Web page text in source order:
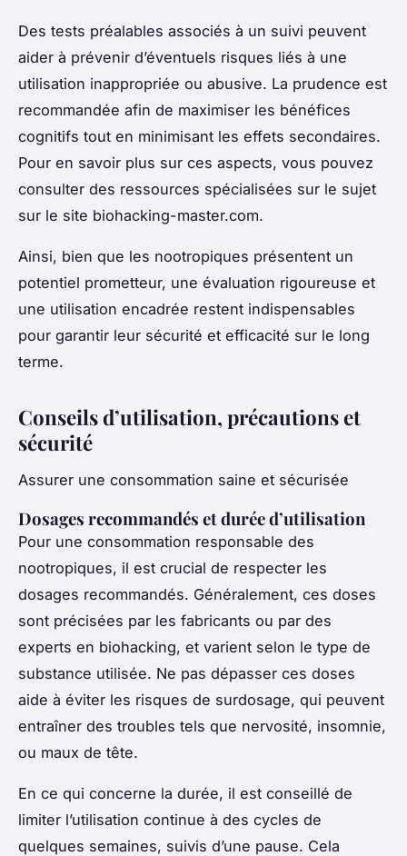
Des tests préalables associés à un suivi peuvent
aider à prévenir d’éventuels risques liés à une
utilisation inappropriée ou abusive. La prudence est
recommandée afin de maximiser les bénéfices
cognitifs tout en minimisant les effets secondaires.
Pour en savoir plus sur ces aspects, vous pouvez
consulter des ressources spécialisées sur le sujet
sur le site biohacking-master.com.
Ainsi, bien que les nootropiques présentent un
potentiel prometteur, une évaluation rigoureuse et
une utilisation encadrée restent indispensables
pour garantir leur sécurité et efficacité sur le long
terme.
Conseils d’utilisation, précautions et
sécurité
Assurer une consommation saine et sécurisée
Dosages recommandés et durée d’utilisation
Pour une consommation responsable des
nootropiques, il est crucial de respecter les
dosages recommandés. Généralement, ces doses
sont précisées par les fabricants ou par des
experts en biohacking, et varient selon le type de
substance utilisée. Ne pas dépasser ces doses
aide à éviter les risques de surdosage, qui peuvent
entraîner des troubles tels que nervosité, insomnie,
ou maux de tête.
En ce qui concerne la durée, il est conseillé de
limiter l’utilisation continue à des cycles de
quelques semaines, suivis d’une pause. Cela